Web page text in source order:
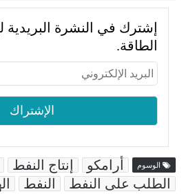
إشترك في النشرة البريدية
الطاقة.
الوسوم أرامكو إنتاج النفط
الطلب على النفط
النفط